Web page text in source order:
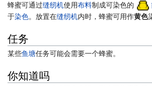
蜂蜜可通过缝纫机使用布料制成可染色的
于染色。放置在缝纫机内时，蜂蜜可用作黄色
任务
某些鱼塘任务可能会需要一个蜂蜜。
你知道吗